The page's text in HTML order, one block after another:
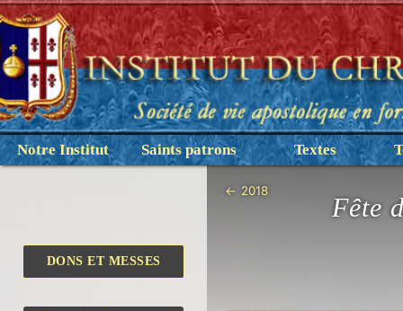
Notre Institut Saints patrons Textes
DONS ET MESSES
← 2018
Fête